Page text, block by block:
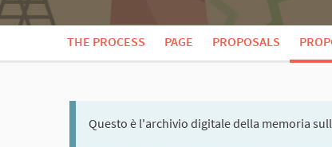
THE PROCESS PAGE PROPOSALS
Questo è l'archivio digitale della memoria